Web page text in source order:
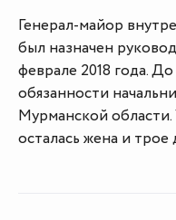
Генерал-майор
был назначен
феврале 2018 года.
обязанности
Мурманской области.
осталась жена и трое